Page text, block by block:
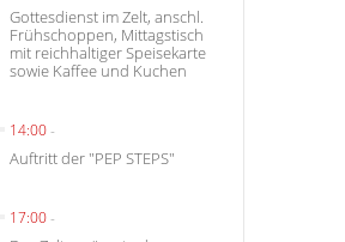
Gottesdienst im Zelt, anschl.
Frühschoppen, Mittagstisch
mit reichhaltiger Speisekarte
sowie Kaffee und Kuchen
14:00-
Auftritt der "PEP STEPS"
17:00-